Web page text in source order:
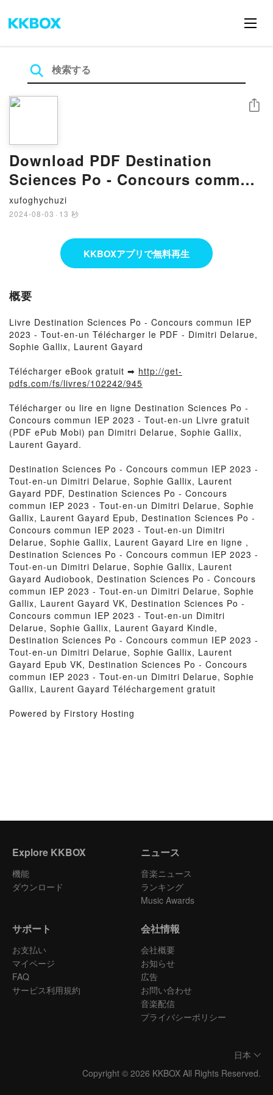
Download PDF Destination
Sciences Po - Concours commun
xufoghychuzi
2024-08-03 · 13 秒
シェア
KKBOXアプリで無料再生
概要
Livre Destination Sciences Po - Concours commun IEP
2023 - Tout-en-un Télécharger le PDF - Dimitri Delarue,
Sophie Gallix, Laurent Gayard
Télécharger eBook gratuit ➡ http://get-
pdfs.com/fs/livres/102242/945
Télécharger ou lire en ligne Destination Sciences Po -
Concours commun IEP 2023 - Tout-en-un Livre gratuit
(PDF ePub Mobi) pan Dimitri Delarue, Sophie Gallix,
Laurent Gayard.
Destination Sciences Po - Concours commun IEP 2023 -
Tout-en-un Dimitri Delarue, Sophie Gallix, Laurent
Gayard PDF, Destination Sciences Po - Concours
commun IEP 2023 - Tout-en-un Dimitri Delarue, Sophie
Gallix, Laurent Gayard Epub, Destination Sciences Po -
Concours commun IEP 2023 - Tout-en-un Dimitri
Delarue, Sophie Gallix, Laurent Gayard Lire en ligne ,
Destination Sciences Po - Concours commun IEP 2023 -
Tout-en-un Dimitri Delarue, Sophie Gallix, Laurent
Gayard Audiobook, Destination Sciences Po - Concours
commun IEP 2023 - Tout-en-un Dimitri Delarue, Sophie
Gallix, Laurent Gayard VK, Destination Sciences Po -
Concours commun IEP 2023 - Tout-en-un Dimitri
Delarue, Sophie Gallix, Laurent Gayard Kindle,
Destination Sciences Po - Concours commun IEP 2023 -
Tout-en-un Dimitri Delarue, Sophie Gallix, Laurent
Gayard Epub VK, Destination Sciences Po - Concours
commun IEP 2023 - Tout-en-un Dimitri Delarue, Sophie
Gallix, Laurent Gayard Téléchargement gratuit
Powered by Firstory Hosting
Explore KKBOX
機能
ダウンロード
ニュース
音楽ニュース
ランキング
Music Awards
サポート
お支払い
マイページ
FAQ
サービス利用規約
会社情報
会社概要
お知らせ
広告
お問い合わせ
音楽配信
プライバシーポリシー
日本
Copyright © 2026 KKBOX All Rights Reserved.